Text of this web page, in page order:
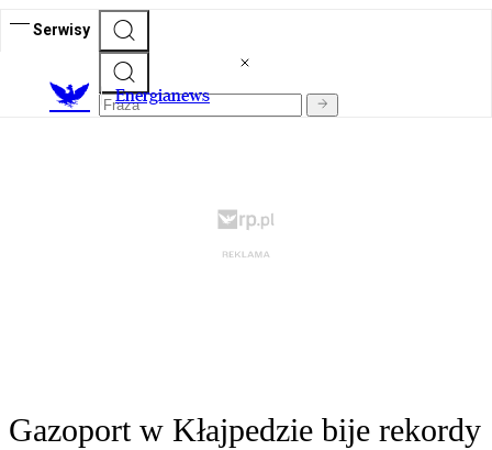
Serwisy
Energianews
Gazoport w Kłajpedzie bije rekordy